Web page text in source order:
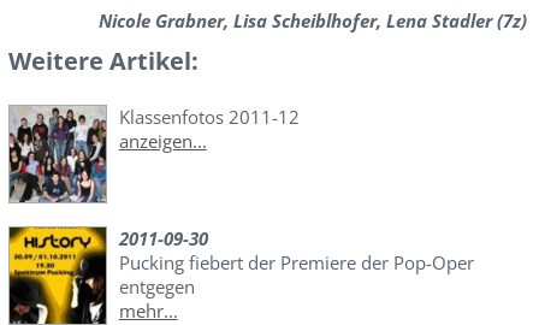
Nicole Grabner, Lisa Scheiblhofer, Lena Stadler (7z)
Weitere Artikel:
Klassenfotos 2011-12
anzeigen...
2011-09-30
Pucking fiebert der Premiere der Pop-Oper
entgegen
mehr...